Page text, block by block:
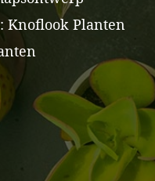
Knoflook Planten